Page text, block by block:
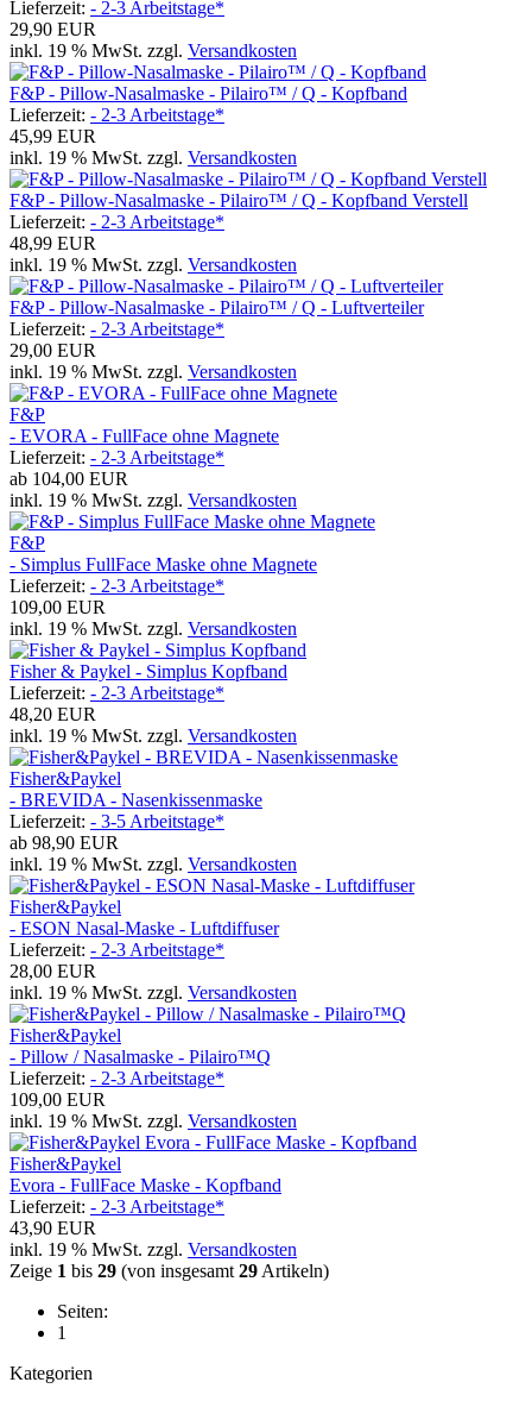
Lieferzeit: - 2-3 Arbeitstage*
29,90 EUR
inkl. 19 % MwSt. zzgl. Versandkosten
F&P - Pillow-Nasalmaske - Pilairo™ / Q - Kopfband
Lieferzeit: - 2-3 Arbeitstage*
45,99 EUR
inkl. 19 % MwSt. zzgl. Versandkosten
F&P - Pillow-Nasalmaske - Pilairo™ / Q - Kopfband Verstell
Lieferzeit: - 2-3 Arbeitstage*
48,99 EUR
inkl. 19 % MwSt. zzgl. Versandkosten
F&P - Pillow-Nasalmaske - Pilairo™ / Q - Luftverteiler
Lieferzeit: - 2-3 Arbeitstage*
29,00 EUR
inkl. 19 % MwSt. zzgl. Versandkosten
F&P
- EVORA - FullFace ohne Magnete
Lieferzeit: - 2-3 Arbeitstage*
ab 104,00 EUR
inkl. 19 % MwSt. zzgl. Versandkosten
F&P
- Simplus FullFace Maske ohne Magnete
Lieferzeit: - 2-3 Arbeitstage*
109,00 EUR
inkl. 19 % MwSt. zzgl. Versandkosten
Fisher & Paykel - Simplus Kopfband
Lieferzeit: - 2-3 Arbeitstage*
48,20 EUR
inkl. 19 % MwSt. zzgl. Versandkosten
Fisher&Paykel
- BREVIDA - Nasenkissenmaske
Lieferzeit: - 3-5 Arbeitstage*
ab 98,90 EUR
inkl. 19 % MwSt. zzgl. Versandkosten
Fisher&Paykel
- ESON Nasal-Maske - Luftdiffuser
Lieferzeit: - 2-3 Arbeitstage*
28,00 EUR
inkl. 19 % MwSt. zzgl. Versandkosten
Fisher&Paykel
- Pillow / Nasalmaske - Pilairo™Q
Lieferzeit: - 2-3 Arbeitstage*
109,00 EUR
inkl. 19 % MwSt. zzgl. Versandkosten
Fisher&Paykel
Evora - FullFace Maske - Kopfband
Lieferzeit: - 2-3 Arbeitstage*
43,90 EUR
inkl. 19 % MwSt. zzgl. Versandkosten
Zeige 1 bis 29 (von insgesamt 29 Artikeln)
Seiten:
1
Kategorien